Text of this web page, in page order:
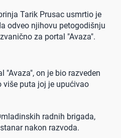
Tarik Prusac usmrtio je
odveo njihovu petogodišnju
za portal "Avaza".
"Avaza", on je bio razveden
više puta joj je upućivao
radnih brigada,
nakon razvoda.